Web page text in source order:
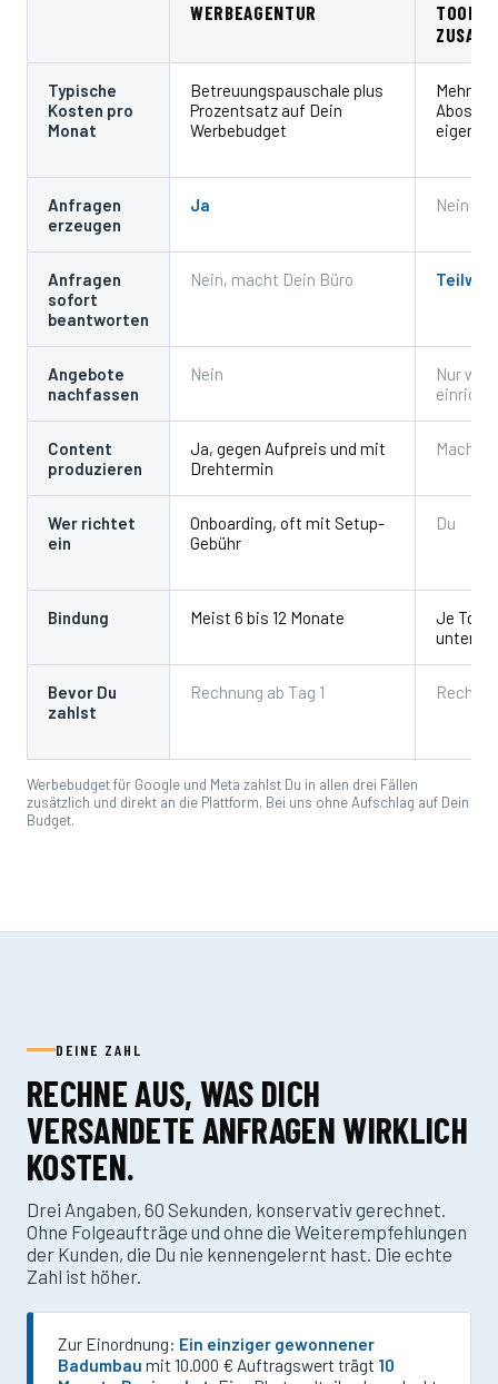
WERBEAGENTUR
TOOLS
Typische
Kosten pro
Monat
Betreuungspauschale plus
Prozentsatz auf Dein
Werbebudget
Abos
eigene
Anfragen
erzeugen
Ja Nein
Anfragen
sofort
beantworten
Nein, macht Dein Büro
Angebote
nachfassen
Nein
Nur
Content
produzieren
Ja, gegen Aufpreis und mit
Drehtermin
Machst
Wer richtet
ein
Onboarding, oft mit Setup-
Gebühr
Du
Bindung Meist 6 bis 12 Monate
Je Tool
Bevor Du
zahlst
Rechnung ab Tag 1
Werbebudget für Google und Meta zahlst Du in allen drei Fällen
zusätzlich und direkt an die Plattform. Bei uns ohne Aufschlag auf Dein
Budget.
DEINE ZAHL
RECHNE AUS, WAS DICH
VERSANDETE ANFRAGEN WIRKLICH
KOSTEN.
Drei Angaben, 60 Sekunden, konservativ gerechnet.
Ohne Folgeaufträge und ohne die Weiterempfehlungen
der Kunden, die Du nie kennengelernt hast. Die echte
Zahl ist höher.
Zur Einordnung: Ein einziger gewonnener
Badumbau mit 10.000 € Auftragswert trägt 10